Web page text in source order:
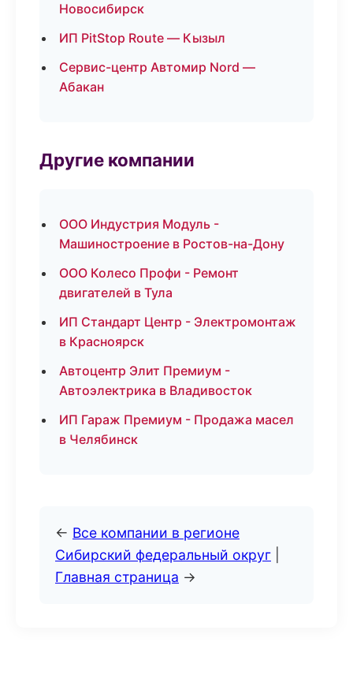
Новосибирск
ИП PitStop Route — Кызыл
Сервис-центр Автомир Nord —
Абакан
Другие компании
ООО Индустрия Модуль -
Машиностроение в Ростов-на-Дону
ООО Колесо Профи - Ремонт
двигателей в Тула
ИП Стандарт Центр - Электромонтаж
в Красноярск
Автоцентр Элит Премиум -
Автоэлектрика в Владивосток
ИП Гараж Премиум - Продажа масел
в Челябинск
← Все компании в регионе
Сибирский федеральный округ
Главная страница →